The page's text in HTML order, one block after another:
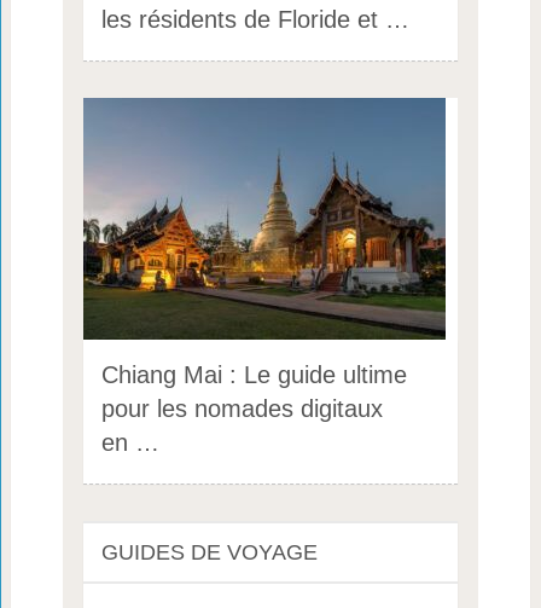
les résidents de Floride et …
Chiang Mai : Le guide ultime
pour les nomades digitaux
en …
GUIDES DE VOYAGE